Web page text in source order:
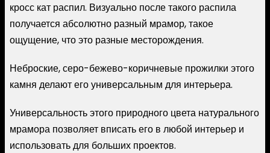
кросс кат распил. Визуально после такого распила
получается абсолютно разный мрамор, такое
ощущение, что это разные месторождения.
Неброские, серо-бежево-коричневые прожилки этого
камня делают его универсальным для интерьера.
Универсальность этого природного цвета натурального
мрамора позволяет вписать его в любой интерьер и
использовать для больших проектов.